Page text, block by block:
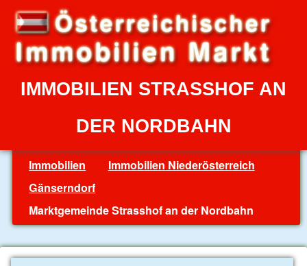
IMMOBILIEN STRASSHOF AN
DER NORDBAHN
Immobilien
Immobilien Niederösterreich
Gänserndorf
Marktgemeinde Strasshof an der Nordbahn